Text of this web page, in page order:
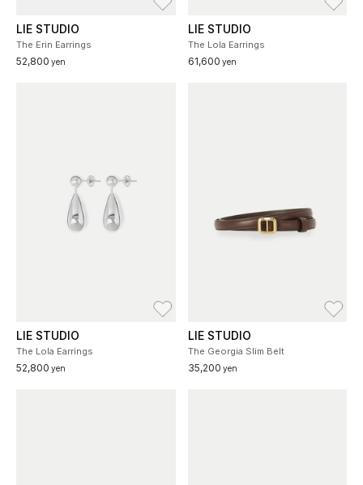
LIE STUDIO
The Erin Earrings
52,800 yen
LIE STUDIO
The Lola Earrings
61,600 yen
LIE STUDIO
The Lola Earrings
52,800 yen
LIE STUDIO
The Georgia Slim Belt
35,200 yen